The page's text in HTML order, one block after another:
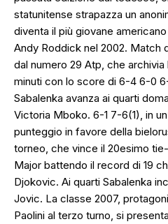
statunitense strapazza un
diventa il più giovane
Andy Roddick nel 2002. Match
dal numero 29 Atp, che archivia
minuti con lo score di 6-4 6-0
Sabalenka avanza ai quarti
Victoria Mboko. 6-1 7-6(1), in
punteggio in favore della
torneo, che vince il 20esimo
Major battendo il record di 19
Djokovic. Ai quarti Sabalenka
Jovic. La classe 2007,
Paolini al terzo turno, si